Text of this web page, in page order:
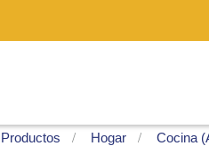
Productos Hogar Cocina